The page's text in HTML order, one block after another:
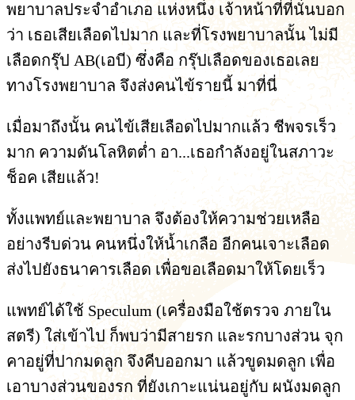
พยาบาลประจำอำเภอ แห่งหนึ่ง เจ้าหน้าที่ที่นั่นบอก
ว่า เธอเสียเลือดไปมาก และที่โรงพยาบาลนั้น ไม่มี
เลือดกรุ๊ป AB(เอบี) ซึ่งคือ กรุ๊ปเลือดของเธอเลย
ทางโรงพยาบาล จึงส่งคนไข้รายนี้ มาที่นี่
เมื่อมาถึงนั้น คนไข้เสียเลือดไปมากแล้ว ชีพจรเร็ว
มาก ความดันโลหิตต่ำ อา...เธอกำลังอยู่ในสภาวะ
ช็อค เสียแล้ว!
ทั้งแพทย์และพยาบาล จึงต้องให้ความช่วยเหลือ
อย่างรีบด่วน คนหนึ่งให้น้ำเกลือ อีกคนเจาะเลือด
ส่งไปยังธนาคารเลือด เพื่อขอเลือดมาให้โดยเร็ว
แพทย์ได้ใช้ Speculum (เครื่องมือใช้ตรวจ ภายใน
สตรี) ใส่เข้าไป ก็พบว่ามีสายรก และรกบางส่วน จุก
คาอยู่ที่ปากมดลูก จึงคีบออกมา แล้วขูดมดลูก เพื่อ
เอาบางส่วนของรก ที่ยังเกาะแน่นอยู่กับ ผนังมดลูก